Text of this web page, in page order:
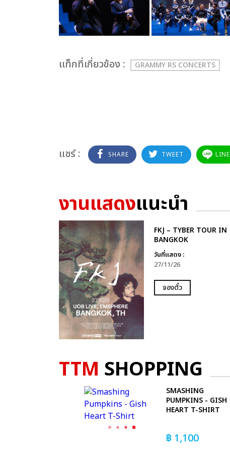
เเท็กที่เกี่ยวข้อง : GRAMMY RS CONCERTS
แชร์ : SHARE TWEET LINE
งานแสดงแนะนำ
FKJ – TYBER TOUR IN
BANGKOK
วันที่แสดง :
27/11/26
จองตั๋ว
TTM SHOPPING
SMASHING
PUMPKINS - GISH
HEART T-SHIRT
฿ 1,100